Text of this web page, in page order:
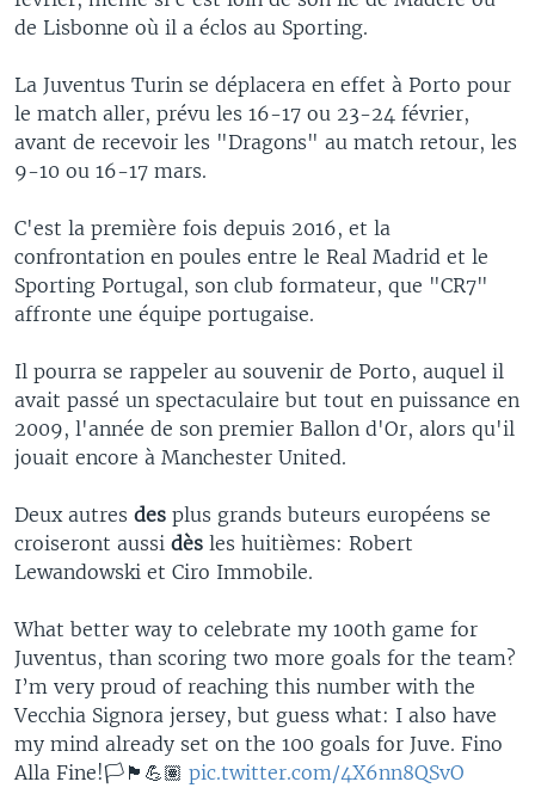
de Lisbonne où il a éclos au Sporting.
La Juventus Turin se déplacera en effet à Porto pour
le match aller, prévu les 16-17 ou 23-24 février,
avant de recevoir les "Dragons" au match retour, les
9-10 ou 16-17 mars.
C'est la première fois depuis 2016, et la
confrontation en poules entre le Real Madrid et le
Sporting Portugal, son club formateur, que "CR7"
affronte une équipe portugaise.
Il pourra se rappeler au souvenir de Porto, auquel il
avait passé un spectaculaire but tout en puissance en
2009, l'année de son premier Ballon d'Or, alors qu'il
jouait encore à Manchester United.
Deux autres des plus grands buteurs européens se
croiseront aussi dès les huitièmes: Robert
Lewandowski et Ciro Immobile.
What better way to celebrate my 100th game for
Juventus, than scoring two more goals for the team?
I’m very proud of reaching this number with the
Vecchia Signora jersey, but guess what: I also have
my mind already set on the 100 goals for Juve. Fino
Alla Fine!🏳️🏴💪🏽 pic.twitter.com/4X6nn8QSvO